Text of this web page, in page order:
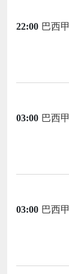
22:00 巴西甲
03:00 巴西甲
03:00 巴西甲